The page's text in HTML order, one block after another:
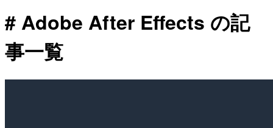
# Adobe After Effects の記
事一覧